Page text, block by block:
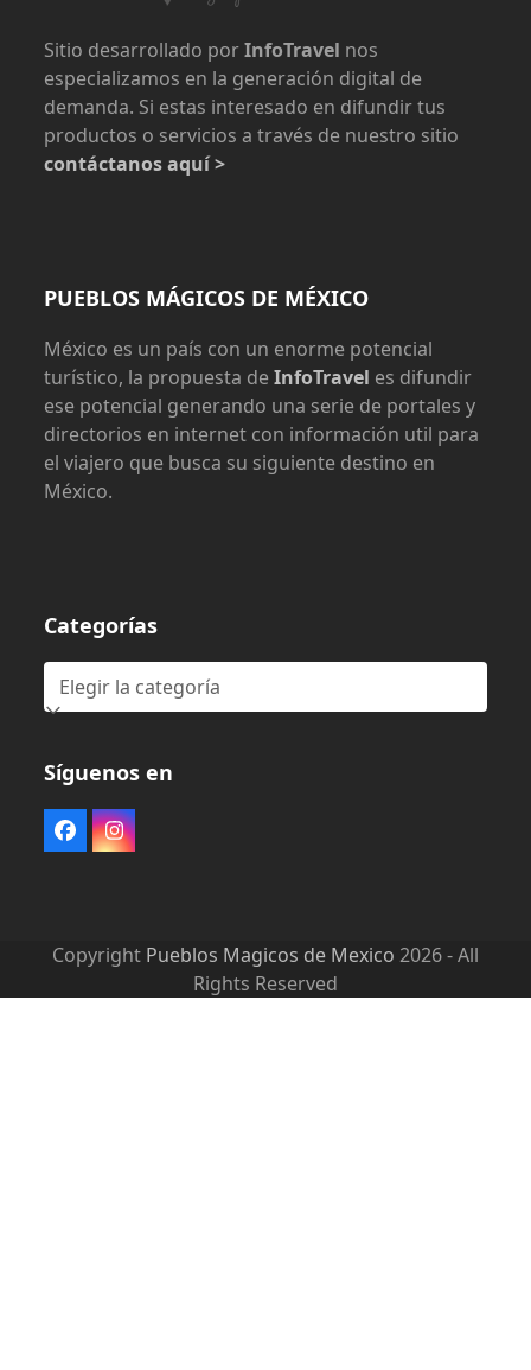
Sitio desarrollado porInfoTravel nos
especializamos en la generación digital de
demanda. Si estas interesado en difundir tus
productos o servicios a través de nuestro sitio
contáctanos aquí >
PUEBLOS MÁGICOS DE MÉXICO
México es un país con un enorme potencial
turístico, la propuesta deInfoTravel es difundir
ese potencial generando una serie de portales y
directorios en internet con información util para
el viajero que busca su siguiente destino en
México.
Categorías
Categorías
Síguenos en
FacebookInstagram
Copyright Pueblos Magicos de Mexico 2026 - All
Rights Reserved